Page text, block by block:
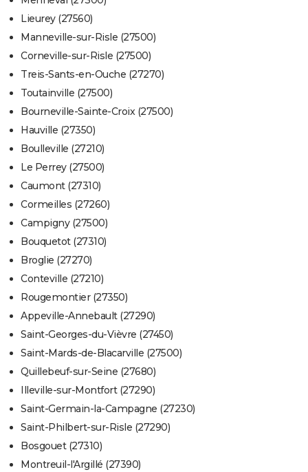
Lieurey (27560)
Manneville-sur-Risle (27500)
Corneville-sur-Risle (27500)
Treis-Sants-en-Ouche (27270)
Toutainville (27500)
Bourneville-Sainte-Croix (27500)
Hauville (27350)
Boulleville (27210)
Le Perrey (27500)
Caumont (27310)
Cormeilles (27260)
Campigny (27500)
Bouquetot (27310)
Broglie (27270)
Conteville (27210)
Rougemontier (27350)
Appeville-Annebault (27290)
Saint-Georges-du-Vièvre (27450)
Saint-Mards-de-Blacarville (27500)
Quillebeuf-sur-Seine (27680)
Illeville-sur-Montfort (27290)
Saint-Germain-la-Campagne (27230)
Saint-Philbert-sur-Risle (27290)
Bosgouet (27310)
Montreuil-l'Argillé (27390)